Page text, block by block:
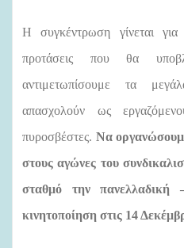
Η συγκέντρωση γίνεται
προτάσεις που θα
αντιμετωπίσουμε τα
απασχολούν ως
πυροσβέστες. Να
στους αγώνες του
σταθμό την πανελλαδική
κινητοποίηση στις 14